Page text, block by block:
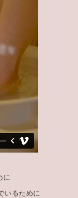
に
いるために